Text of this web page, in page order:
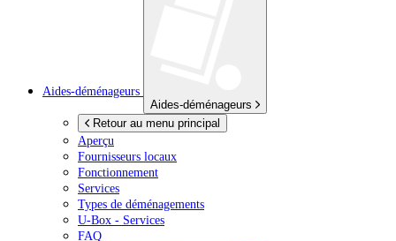
Aides-déménageurs
Aides-déménageurs
Retour au menu principal
Aperçu
Fournisseurs locaux
Fonctionnement
Services
Types de déménagements
U-Box - Services
FAQ